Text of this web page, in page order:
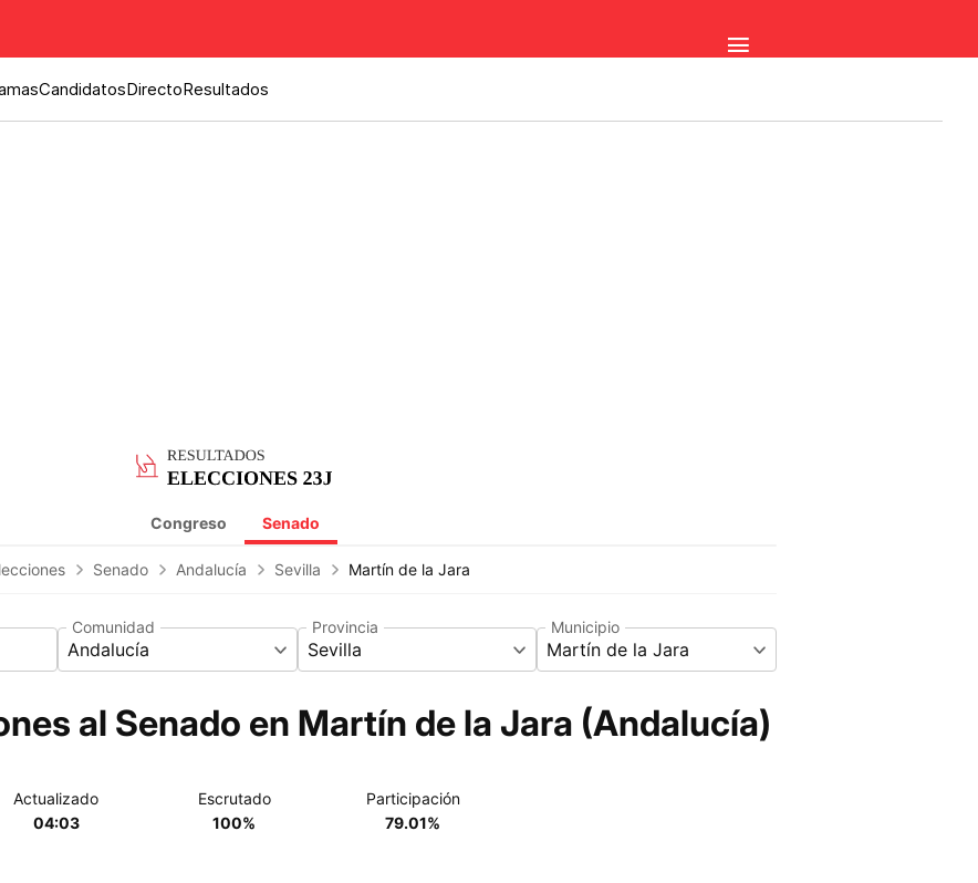
CandidatosDirectoResultados
Congreso Senado
Senado Andalucía Sevilla Martín de la Jara
Andalucía
Comunidad
Sevilla
Provincia
Martín de la Jara
Municipio
al Senado en Martín de la Jara (Andalucía)
Actualizado
04:03
Escrutado
100%
Participación
79.01%